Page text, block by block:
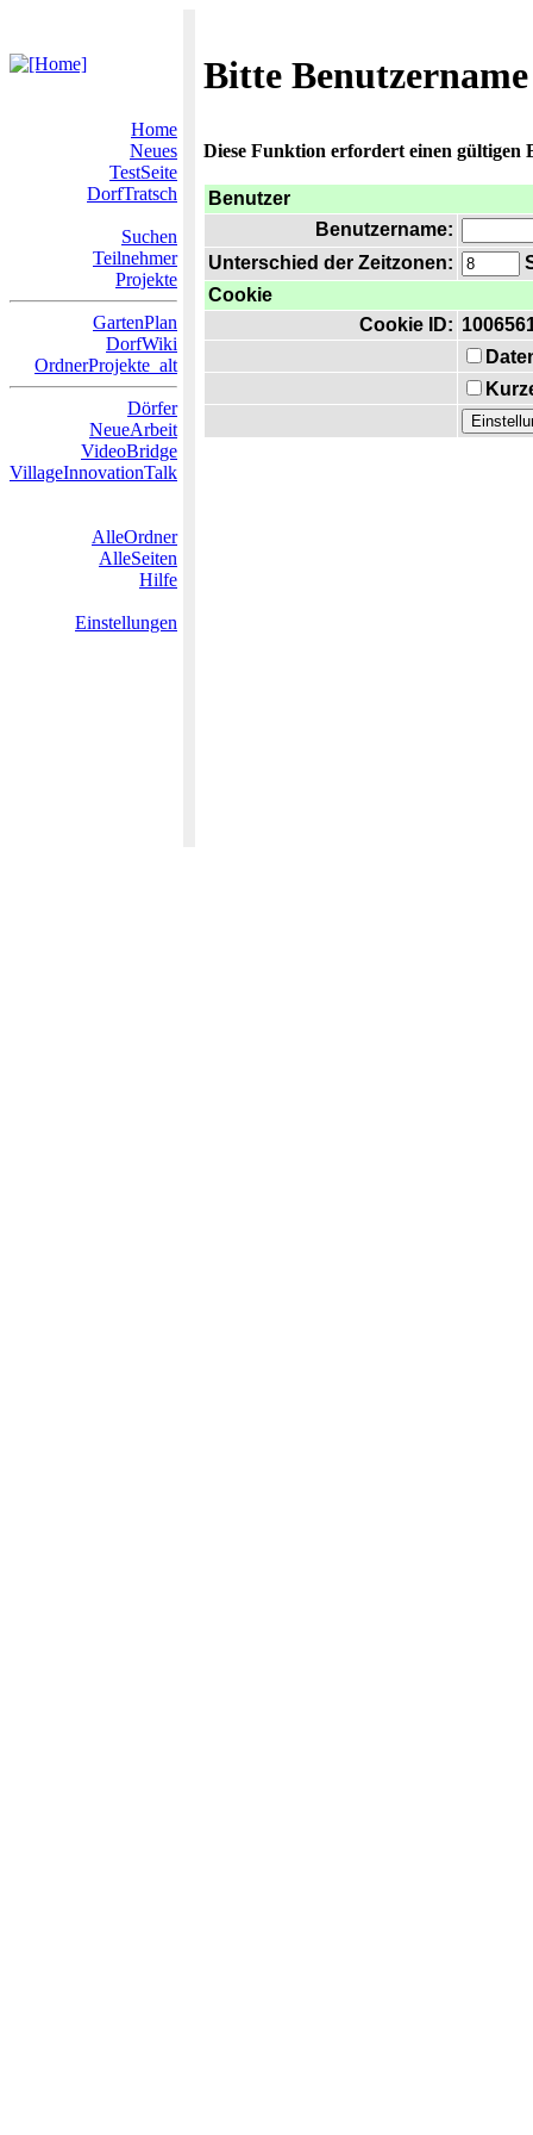
Bitte
Home
Neues
TestSeite
DorfTratsch
Suchen
Teilnehmer
Projekte
GartenPlan
DorfWiki
OrdnerProjekte_alt
Dörfer
NeueArbeit
VideoBridge
VillageInnovationTalk
AlleOrdner
AlleSeiten
Hilfe
Einstellungen
Diese Funktion erfordert einen gültigen
Benutzer
Benutzername:
Unterschied der Zeitzonen:
Cookie
Cookie ID: